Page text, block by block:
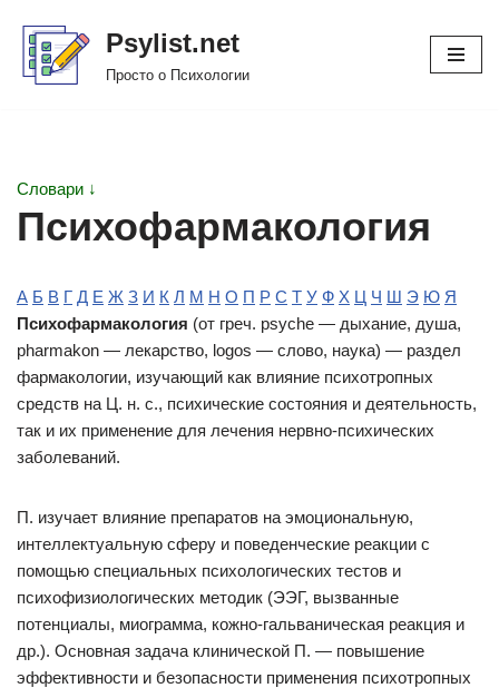
Перейти
Psylist.net
Просто о Психологии
Словари ↓
Психофармакология
А Б В Г Д Е Ж З И К Л М Н О П Р С Т У Ф Х Ц Ч Ш Э Ю Я
Психофармакология (от греч. psyche — дыхание, душа,
pharmakon — лекарство, logos — слово, наука) — раздел
фармакологии, изучающий как влияние психотропных
средств на Ц. н. с., психические состояния и деятельность,
так и их применение для лечения нервно-психических
заболеваний.
П. изучает влияние препаратов на эмоциональную,
интеллектуальную сферу и поведенческие реакции с
помощью специальных психологических тестов и
психофизиологических методик (ЭЭГ, вызванные
потенциалы, миограмма, кожно-гальваническая реакция и
др.). Основная задача клинической П. — повышение
эффективности и безопасности применения психотропных